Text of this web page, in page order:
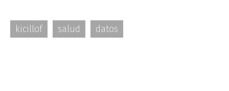
kicillof salud datos